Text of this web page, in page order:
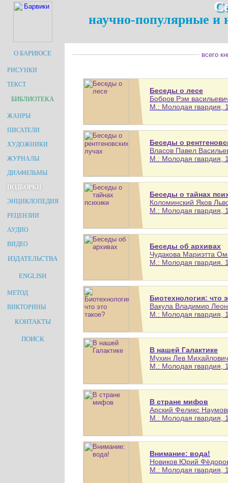
научно-популярные и
О БАРИЮСЕ
РИСУНКИ
ТЕКСТ
БИБЛИОТЕКА
ЖАНРЫ
ПИСАТЕЛИ
ХУДОЖНИКИ
ЖУРНАЛЫ
ДИАФИЛЬМЫ
ПОДБОРКИ
ЭНЦИКЛОПЕДИЯ
РЕЦЕНЗИИ
АУДИО
ВИДЕО
ИЗДАТЕЛЬСТВА
ENGLISH
МЕТОД
ВИКТОРИНЫ
КОНТАКТЫ
ПОИСК
всего
Беседы о лесе
Бобров Рэм
М.: Молодая гвардия,
Беседы о
Власов Павел
М.: Молодая гвардия,
Беседы о тайнах
Коломинский Яков
М.: Молодая гвардия,
Беседы об архивах
Чудакова Мариэтта
М.: Молодая гвардия.
Биотехнология: что
Вакула Владимир
М.: Молодая гвардия,
В нашей Галактике
Мухин Лев
М.: Молодая гвардия,
В стране мифов
Арский Феликс
М.: Молодая гвардия,
Внимание: вода!
Новиков Юрий
М.: Молодая гвардия,